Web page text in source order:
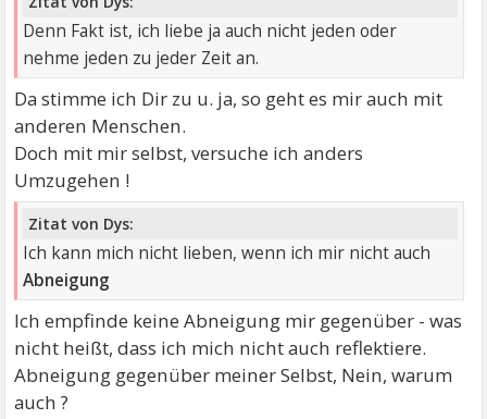
Denn Fakt ist, ich liebe ja auch nicht jeden oder
nehme jeden zu jeder Zeit an.
Da stimme ich Dir zu u. ja, so geht es mir auch mit
anderen Menschen.
Doch mit mir selbst, versuche ich anders
Umzugehen !
Zitat von Dys:
Ich kann mich nicht lieben, wenn ich mir nicht auch
Abneigung
Ich empfinde keine Abneigung mir gegenüber - was
nicht heißt, dass ich mich nicht auch reflektiere.
Abneigung gegenüber meiner Selbst, Nein, warum
auch ?